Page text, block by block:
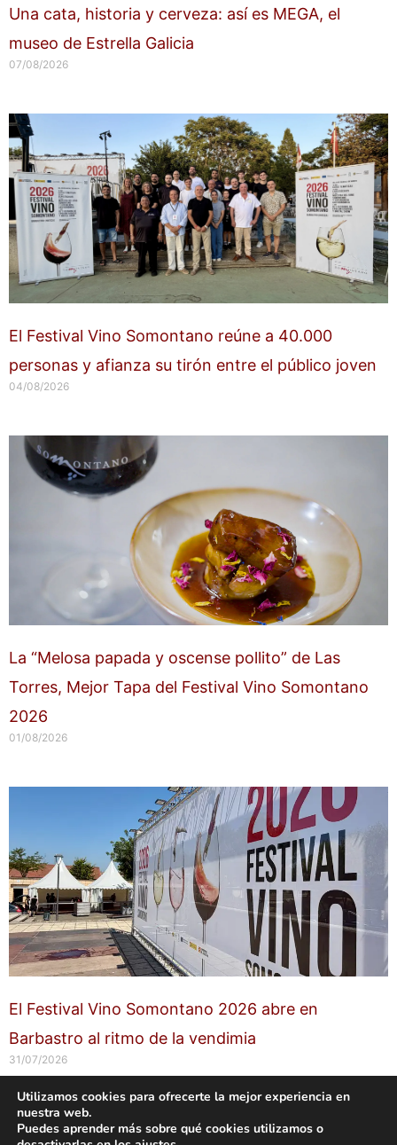
Una cata, historia y cerveza: así es MEGA, el
museo de Estrella Galicia
07/08/2026
El Festival Vino Somontano reúne a 40.000
personas y afianza su tirón entre el público joven
04/08/2026
La “Melosa papada y oscense pollito” de Las
Torres, Mejor Tapa del Festival Vino Somontano
2026
01/08/2026
El Festival Vino Somontano 2026 abre en
Barbastro al ritmo de la vendimia
31/07/2026
Copyright © 2026 labuenavidaenzaragoza.com
Sitio web protegido porMantenimiento web Zaragoza
Utilizamos cookies para ofrecerte la mejor experiencia en
nuestra web.
Puedes aprender más sobre qué cookies utilizamos o